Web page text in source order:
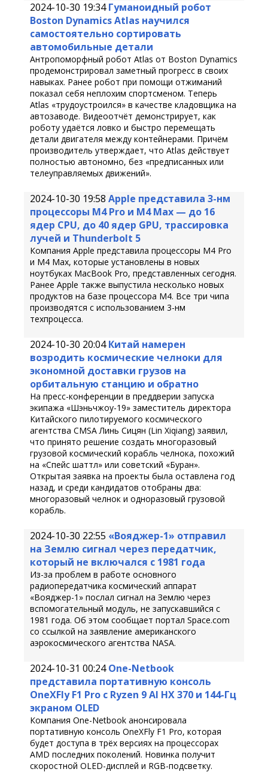
2024-10-30 19:34 Гуманоидный робот
Boston Dynamics Atlas научился
самостоятельно сортировать
автомобильные детали
Антропоморфный робот Atlas от Boston Dynamics
продемонстрировал заметный прогресс в своих
навыках. Ранее робот при помощи отжиманий
показал себя неплохим спортсменом. Теперь
Atlas «трудоустроился» в качестве кладовщика на
автозаводе. Видеоотчёт демонстрирует, как
роботу удаётся ловко и быстро перемещать
детали двигателя между контейнерами. Причём
производитель утверждает, что Atlas действует
полностью автономно, без «предписанных или
телеуправляемых движений».
2024-10-30 19:58 Apple представила 3-нм
процессоры M4 Pro и M4 Max — до 16
ядер CPU, до 40 ядер GPU, трассировка
лучей и Thunderbolt 5
Компания Apple представила процессоры M4 Pro
и M4 Max, которые установлены в новых
ноутбуках MacBook Pro, представленных сегодня.
Ранее Apple также выпустила несколько новых
продуктов на базе процессора M4. Все три чипа
производятся с использованием 3-нм
техпроцесса.
2024-10-30 20:04 Китай намерен
возродить космические челноки для
экономной доставки грузов на
орбитальную станцию и обратно
На пресс-конференции в преддверии запуска
экипажа «Шэньчжоу-19» заместитель директора
Китайского пилотируемого космического
агентства CMSA Линь Сицян (Lin Xiqiang) заявил,
что принято решение создать многоразовый
грузовой космический корабль челнока, похожий
на «Спейс шаттл» или советский «Буран».
Открытая заявка на проекты была оставлена год
назад, и среди кандидатов отобраны два:
многоразовый челнок и одноразовый грузовой
корабль.
2024-10-30 22:55 «Вояджер-1» отправил
на Землю сигнал через передатчик,
который не включался с 1981 года
Из-за проблем в работе основного
радиопередатчика космический аппарат
«Вояджер-1» послал сигнал на Землю через
вспомогательный модуль, не запускавшийся с
1981 года. Об этом сообщает портал Space.com
со ссылкой на заявление американского
аэрокосмического агентства NASA.
2024-10-31 00:24 One-Netbook
представила портативную консоль
OneXFly F1 Pro с Ryzen 9 AI HX 370 и 144-Гц
экраном OLED
Компания One-Netbook анонсировала
портативную консоль OneXFly F1 Pro, которая
будет доступа в трёх версиях на процессорах
AMD последних поколений. Новинка получит
скоростной OLED-дисплей и RGB-подсветку.